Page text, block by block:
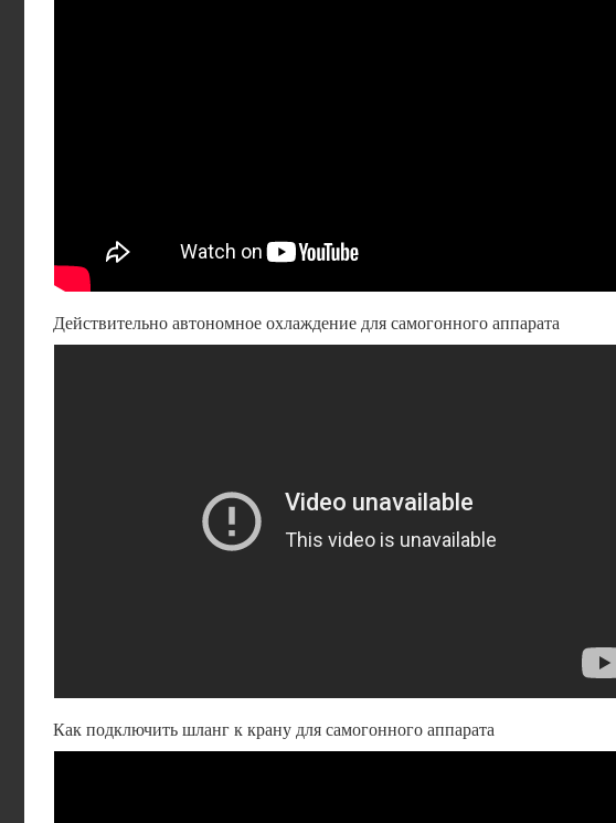
Действительно автономное охлаждение для самогонного аппарата
Как подключить шланг к крану для самогонного аппарата